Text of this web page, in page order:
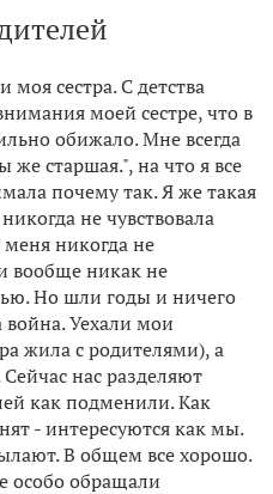
моя сестра. С детства
моей сестре, что в
обижало. Мне всегда
же старшая.", на что я все
почему так. Я же такая
не чувствовала
никогда не
вообще никак не
Но шли годы и ничего
Уехали мои
жила с родителями), а
нас разделяют
как подменили. Как
- интересуются как мы.
В общем все хорошо.
особо обращали